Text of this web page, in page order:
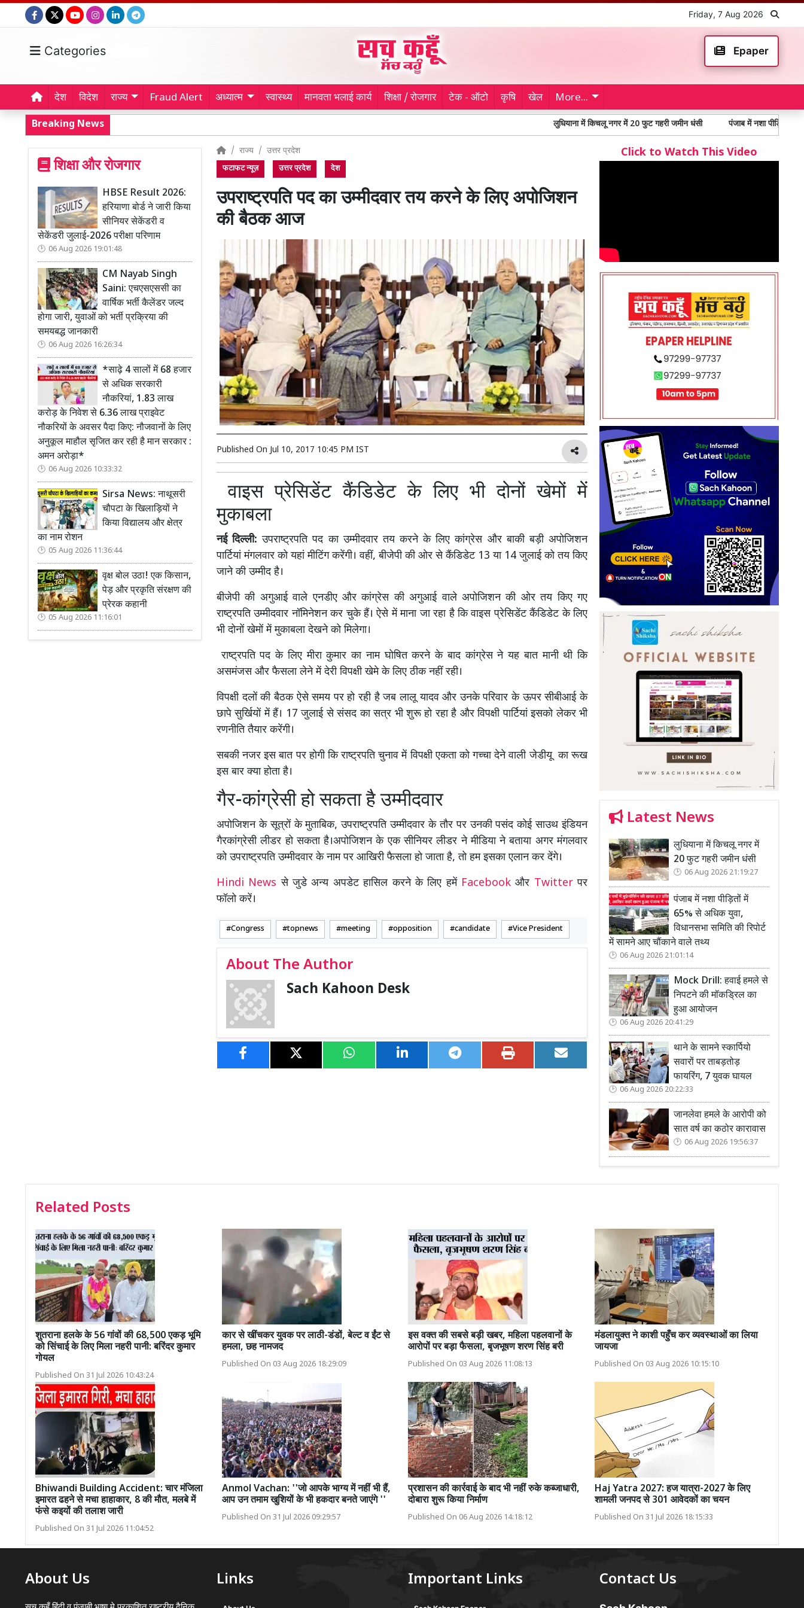
Friday, 7 Aug 2026
Categories Epaper
देश विदेश राज्य Fraud Alert अध्यात्म स्वास्थ्य मानवता भलाई कार्य शिक्षा / रोजगार टेक - ऑटो कृषि खेल More...
Breaking News लुधियाना में किचलू नगर में 20 फुट गहरी जमीन धंसी पंजाब में नशा पीड़ितों में 65% से
शिक्षा और रोजगार
HBSE Result 2026:
हरियाणा बोर्ड ने जारी किया
सीनियर सेकेंडरी व
सेकेंडरी जुलाई-2026 परीक्षा परिणाम
06 Aug 2026 19:01:48
CM Nayab Singh
Saini: एचएसएससी का
वार्षिक भर्ती कैलेंडर जल्द
होगा जारी, युवाओं को भर्ती प्रक्रिया की
समयबद्ध जानकारी
06 Aug 2026 16:26:34
*साढ़े 4 सालों में 68 हजार
से अधिक सरकारी
नौकरियां, 1.83 लाख
करोड़ के निवेश से 6.36 लाख प्राइवेट
नौकरियों के अवसर पैदा किए: नौजवानों के लिए
अनुकूल माहौल सृजित कर रही है मान सरकार :
अमन अरोड़ा*
06 Aug 2026 10:33:32
Sirsa News: नाथूसरी
चौपटा के खिलाड़ियों ने
किया विद्यालय और क्षेत्र
का नाम रोशन
05 Aug 2026 11:36:44
वृक्ष बोल उठा! एक किसान,
पेड़ और प्रकृति संरक्षण की
प्रेरक कहानी
05 Aug 2026 11:16:01
राज्य उत्तर प्रदेश
फटाफट न्यूज़ उत्तर प्रदेश देश
उपराष्ट्रपति पद का उम्मीदवार तय करने के लिए अपोजिशन
की बैठक आज
Published On Jul 10, 2017 10:45 PM IST
वाइस प्रेसिडेंट कैंडिडेट के लिए भी दोनों खेमों में
मुकाबला
नई दिल्ली:उपराष्ट्रपति पद का उम्मीदवार तय करने के लिए कांग्रेस और बाकी बड़ी अपोजिशन
पार्टियां मंगलवार को यहां मीटिंग करेंगी। वहीं, बीजेपी की ओर से कैंडिडेट 13 या 14 जुलाई को तय किए
जाने की उम्मीद है।
बीजेपी की अगुआई वाले एनडीए और कांग्रेस की अगुआई वाले अपोजिशन की ओर तय किए गए
राष्ट्रपति उम्मीदवार नॉमिनेशन कर चुके हैं। ऐसे में माना जा रहा है कि वाइस प्रेसिडेंट कैंडिडेट के लिए
भी दोनों खेमों में मुकाबला देखने को मिलेगा।
राष्ट्रपति पद के लिए मीरा कुमार का नाम घोषित करने के बाद कांग्रेस ने यह बात मानी थी कि
असमंजस और फैसला लेने में देरी विपक्षी खेमे के लिए ठीक नहीं रही।
विपक्षी दलों की बैठक ऐसे समय पर हो रही है जब लालू यादव और उनके परिवार के ऊपर सीबीआई के
छापे सुर्खियों में हैं। 17 जुलाई से संसद का सत्र भी शुरू हो रहा है और विपक्षी पार्टियां इसको लेकर भी
रणनीति तैयार करेंगी।
सबकी नजर इस बात पर होगी कि राष्ट्रपति चुनाव में विपक्षी एकता को गच्चा देने वाली जेडीयू का रूख
इस बार क्या होता है।
गैर-कांग्रेसी हो सकता है उम्मीदवार
अपोजिशन के सूत्रों के मुताबिक, उपराष्ट्रपति उम्मीदवार के तौर पर उनकी पसंद कोई साउथ इंडियन
गैरकांग्रेसी लीडर हो सकता है।अपोजिशन के एक सीनियर लीडर ने मीडिया ने बताया अगर मंगलवार
को उपराष्ट्रपति उम्मीदवार के नाम पर आखिरी फैसला हो जाता है, तो हम इसका एलान कर देंगे।
Hindi Newsसे जुडे अन्य अपडेट हासिल करने के लिए हमें Facebookऔर Twitterपर
फॉलो करें।
Congress topnews meeting opposition candidate Vice President
About The Author
Sach Kahoon Desk
Click to Watch This Video
Latest News
लुधियाना में किचलू नगर में
20 फुट गहरी जमीन धंसी
06 Aug 2026 21:19:27
पंजाब में नशा पीड़ितों में
65% से अधिक युवा,
विधानसभा समिति की रिपोर्ट
में सामने आए चौंकाने वाले तथ्य
06 Aug 2026 21:01:14
Mock Drill: हवाई हमले से
निपटने की मॉकड्रिल का
हुआ आयोजन
06 Aug 2026 20:41:29
थाने के सामने स्कार्पियो
सवारों पर ताबड़तोड़
फायरिंग, 7 युवक घायल
06 Aug 2026 20:22:33
जानलेवा हमले के आरोपी को
सात वर्ष का कठोर कारावास
06 Aug 2026 19:56:37
Related Posts
शुतराना हलके के 56 गांवों की 68,500 एकड़ भूमि
को सिंचाई के लिए मिला नहरी पानी: बरिंदर कुमार
गोयल
Published On 31 Jul 2026 10:43:24
कार से खींचकर युवक पर लाठी-डंडों, बेल्ट व ईंट से
हमला, छह नामजद
Published On 03 Aug 2026 18:29:09
इस वक्त की सबसे बड़ी खबर, महिला पहलवानों के
आरोपों पर बड़ा फैसला, बृजभूषण शरण सिंह बरी
Published On 03 Aug 2026 11:08:13
मंडलायुक्त ने काशी पहुँच कर व्यवस्थाओं का लिया
जायजा
Published On 03 Aug 2026 10:15:10
Bhiwandi Building Accident: चार मंजिला
इमारत ढहने से मचा हाहाकार, 8 की मौत, मलबे में
फंसे कइयों की तलाश जारी
Published On 31 Jul 2026 11:04:52
Anmol Vachan: ''जो आपके भाग्य में नहीं भी हैं,
आप उन तमाम खुशियों के भी हकदार बनते जाएंगे ''
Published On 31 Jul 2026 09:29:57
प्रशासन की कार्रवाई के बाद भी नहीं रुके कब्जाधारी,
दोबारा शुरू किया निर्माण
Published On 06 Aug 2026 14:18:12
Haj Yatra 2027: हज यात्रा-2027 के लिए
शामली जनपद से 301 आवेदकों का चयन
Published On 31 Jul 2026 18:15:33
About Us Links Important Links Contact Us